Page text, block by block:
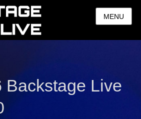
MENU
Backstage Live